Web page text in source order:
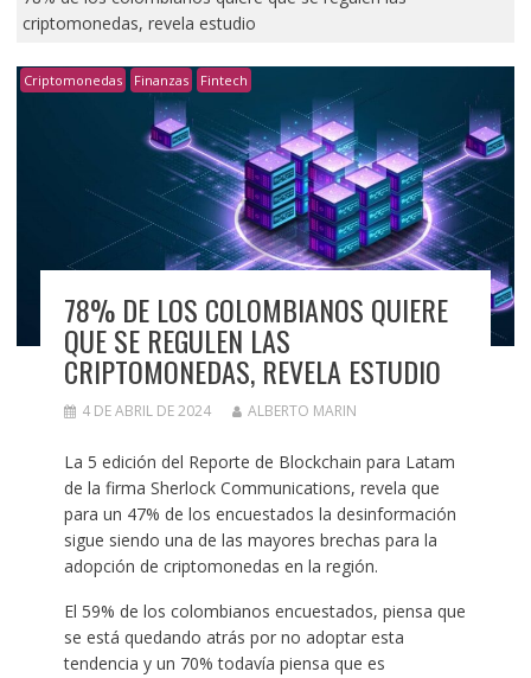
criptomonedas, revela estudio
Criptomonedas Finanzas Fintech
78% DE LOS COLOMBIANOS QUIERE
QUE SE REGULEN LAS
CRIPTOMONEDAS, REVELA ESTUDIO
4 DE ABRIL DE 2024 ALBERTO MARIN
La 5 edición del Reporte de Blockchain para Latam
de la firma Sherlock Communications, revela que
para un 47% de los encuestados la desinformación
sigue siendo una de las mayores brechas para la
adopción de criptomonedas en la región.
El 59% de los colombianos encuestados, piensa que
se está quedando atrás por no adoptar esta
tendencia y un 70% todavía piensa que es